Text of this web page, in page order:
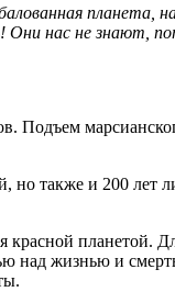
планета,
Они нас не
Подъем
но также и 200
планетой.
над жизнью и